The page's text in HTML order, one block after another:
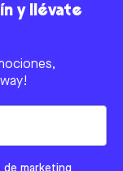
y llévate
marketing